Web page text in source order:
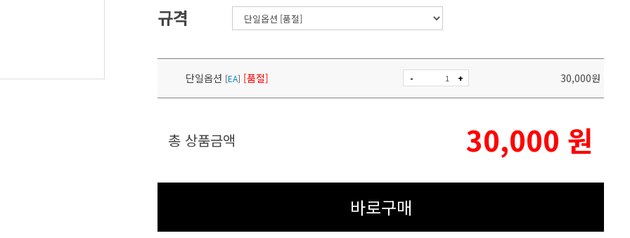
규격
단일옵션 [EA] [품절] - + 30,000원
총 상품금액 30,000 원
바로구매